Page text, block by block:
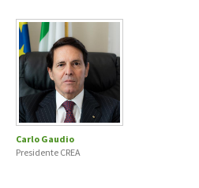
Carlo Gaudio
Presidente CREA